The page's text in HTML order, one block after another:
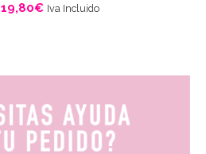
19,80€ Iva Incluido